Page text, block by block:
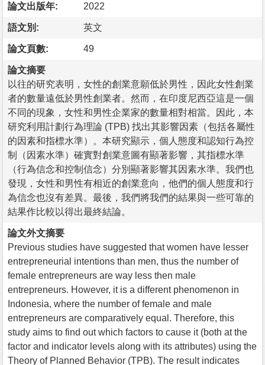
論文出版年: 2022
語文別: 英文
論文頁數: 49
論文摘要
以往的研究表明，女性的創業意願低於男性，因此女性創業
者的數量遠低於男性創業者。然而，在印度尼西亞這是一個
不同的現象，女性和男性企業家的數量相對相當。因此，本
研究利用計劃行為理論 (TPB) 找出其影響因素（包括各屬性
的因素和指標水準）。本研究顯示，個人態度和認知行為控
制（因素水準）確實對創業意圖有顯著影響，其指標水準
（行為信念和控制信念）分別顯著影響其因素水準。我們也
發現，女性和男性有相近的創業意向，他們的個人態度和行
為信念也沒有差異。最後，我們將我們的結果與一些可靠的
結果作比較以得出最終結論。
論文外文摘要
Previous studies have suggested that women have lesser
entrepreneurial intentions than men, thus the number of
female entrepreneurs are way less then male
entrepreneurs. However, it is a different phenomenon in
Indonesia, where the number of female and male
entrepreneurs are comparatively equal. Therefore, this
study aims to find out which factors to cause it (both at the
factor and indicator levels along with its attributes) using the
Theory of Planned Behavior (TPB). The result indicates